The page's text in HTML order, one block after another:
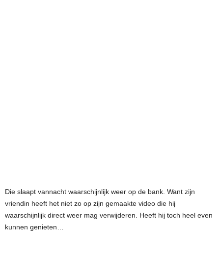
Die slaapt vannacht waarschijnlijk weer op de bank. Want zijn
vriendin heeft het niet zo op zijn gemaakte video die hij
waarschijnlijk direct weer mag verwijderen. Heeft hij toch heel even
kunnen genieten…